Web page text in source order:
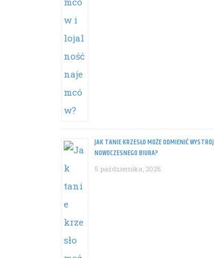
JAK TANIE KRZESŁO MOŻE ODMIENIĆ WYSTRÓJ
NOWOCZESNEGO BIURA?
5 października, 2025